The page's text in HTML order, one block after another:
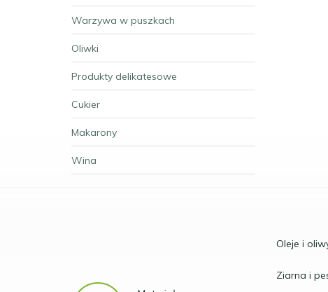
Warzywa w puszkach
Oliwki
Produkty delikatesowe
Cukier
Makarony
Wina
Oleje i
Ziarna i